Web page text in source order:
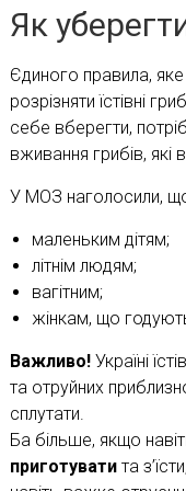
Як
Єдиного правила,
розрізняти їстівні
себе вберегти,
вживання грибів,
У МОЗ наголосили,
маленьким дітям;
літнім людям;
вагітним;
жінкам, що
Важливо! Україні
та отруйних
сплутати.
Ба більше, якщо
приготуватита